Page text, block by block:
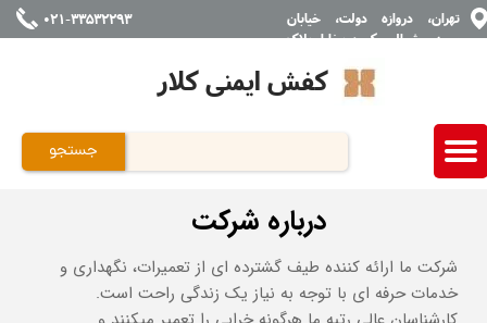
کفش ایمنی کلار
021-33532293
تهران، دروازه دولت، خیابان
سعدی شمالی، کوچه بخارا، پلاک
جستجو
درباره شرکت
شرکت ما ارائه کننده طیف گشترده ای از تعمیرات، نگهداری و
خدمات حرفه ای با توجه به نیاز یک زندگی راحت است.